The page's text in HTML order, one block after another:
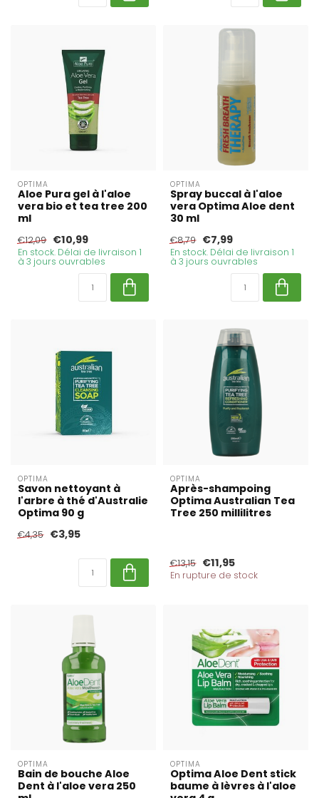
OPTIMA
Aloe Pura gel à l'aloe
vera bio et tea tree 200
ml
€12,09 €10,99
En stock. Délai de livraison 1
à 3 jours ouvrables
OPTIMA
Spray buccal à l'aloe
vera Optima Aloe dent
30 ml
€8,79 €7,99
En stock. Délai de livraison 1
à 3 jours ouvrables
OPTIMA
Savon nettoyant à
l'arbre à thé d'Australie
Optima 90 g
€4,35 €3,95
OPTIMA
Après-shampoing
Optima Australian Tea
Tree 250 millilitres
€13,15 €11,95
En rupture de stock
OPTIMA
Bain de bouche Aloe
Dent à l'aloe vera 250
OPTIMA
Optima Aloe Dent stick
baume à lèvres à l'aloe